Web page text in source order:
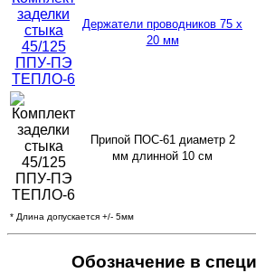
Держатели проводников 75 х
20 мм
Припой ПОС-61 диаметр 2
мм длинной 10 см
* Длина допускается +/- 5мм
Обозначение в